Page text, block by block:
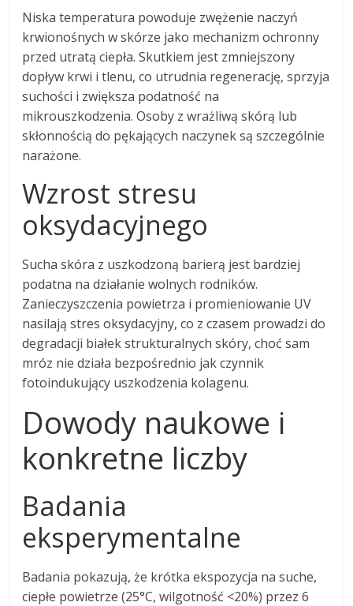
Niska temperatura powoduje zwężenie naczyń
krwionośnych w skórze jako mechanizm ochronny
przed utratą ciepła. Skutkiem jest zmniejszony
dopływ krwi i tlenu, co utrudnia regenerację, sprzyja
suchości i zwiększa podatność na
mikrouszkodzenia. Osoby z wrażliwą skórą lub
skłonnością do pękających naczynek są szczególnie
narażone.
Wzrost stresu
oksydacyjnego
Sucha skóra z uszkodzoną barierą jest bardziej
podatna na działanie wolnych rodników.
Zanieczyszczenia powietrza i promieniowanie UV
nasilają stres oksydacyjny, co z czasem prowadzi do
degradacji białek strukturalnych skóry, choć sam
mróz nie działa bezpośrednio jak czynnik
fotoindukujący uszkodzenia kolagenu.
Dowody naukowe i
konkretne liczby
Badania
eksperymentalne
Badania pokazują, że krótka ekspozycja na suche,
ciepłe powietrze (25°C, wilgotność <20%) przez 6